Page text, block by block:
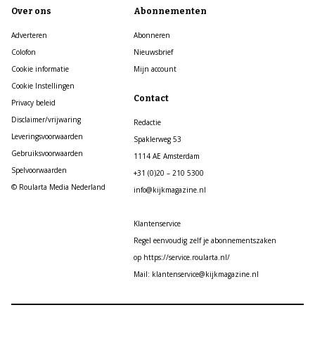
Over ons
Adverteren
Colofon
Cookie informatie
Cookie Instellingen
Privacy beleid
Disclaimer/vrijwaring
Leveringsvoorwaarden
Gebruiksvoorwaarden
Spelvoorwaarden
© Roularta Media Nederland
Abonnementen
Abonneren
Nieuwsbrief
Mijn account
Contact
Redactie
Spaklerweg 53
1114 AE Amsterdam
+31 (0)20 – 210 5300
info@kijkmagazine.nl
Klantenservice
Regel eenvoudig zelf je abonnementszaken
op https://service.roularta.nl/
Mail: klantenservice@kijkmagazine.nl